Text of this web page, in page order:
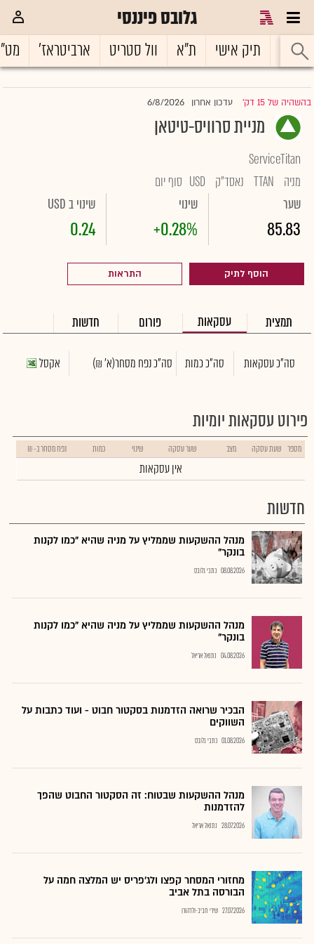
גלובס פיננסי
ראשי תיק אישי ת"א וול סטריט ארביטראז'
בהשהיה של 15 דק' |עדכון אחרון 6/8/2026
מניית סרוויס-טיטאן
ServiceTitan
מניה
TTAN נאסד"ק USD סוף יום
שער
85.83
שינוי
+0.28%
שינוי ב USD
0.24
הוסף לתיק התראות
תמצית עסקאות פורום חדשות
סה"כ עסקאות סה"כ כמות סה"כ נפח מסחר(א' ₪) אקסל
פירוט עסקאות יומיות
מספר שעת עסקה מצב שער עסקה שינוי כמות נפח מסחר ב- ₪
אין עסקאות
חדשות
מנהל ההשקעות שממליץ על מניה שהיא "כמו לקנות
בונקר"
08.08.2026 כתבי גלובס
מנהל ההשקעות שממליץ על מניה שהיא "כמו לקנות
בונקר"
04.08.2026 נתנאל אריאל
הבכיר שרואה הזדמנות בסקטור חבוט - ועוד כתבות על
השווקים
01.08.2026 כתבי גלובס
מנהל ההשקעות שבטוח: זה הסקטור החבוט שהפך
להזדמנות
28.07.2026 נתנאל אריאל
מחזורי המסחר קפצו ולג'פריס יש המלצה חמה על
הבורסה בתל אביב
27.07.2026 שירי חביב-ולדהורן